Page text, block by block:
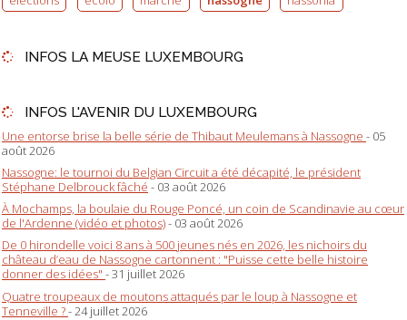
INFOS LA MEUSE LUXEMBOURG
INFOS L'AVENIR DU LUXEMBOURG
Une entorse brise la belle série de Thibaut Meulemans à Nassogne - 05
août 2026
Nassogne: le tournoi du Belgian Circuit a été décapité, le président
Stéphane Delbrouck fâché - 03 août 2026
À Mochamps, la boulaie du Rouge Poncé, un coin de Scandinavie au cœur
de l'Ardenne (vidéo et photos)- 03 août 2026
De 0 hirondelle voici 8 ans à 500 jeunes nés en 2026, les nichoirs du
château d’eau de Nassogne cartonnent : "Puisse cette belle histoire
donner des idées" - 31 juillet 2026
Quatre troupeaux de moutons attaqués par le loup à Nassogne et
Tenneville ?- 24 juillet 2026